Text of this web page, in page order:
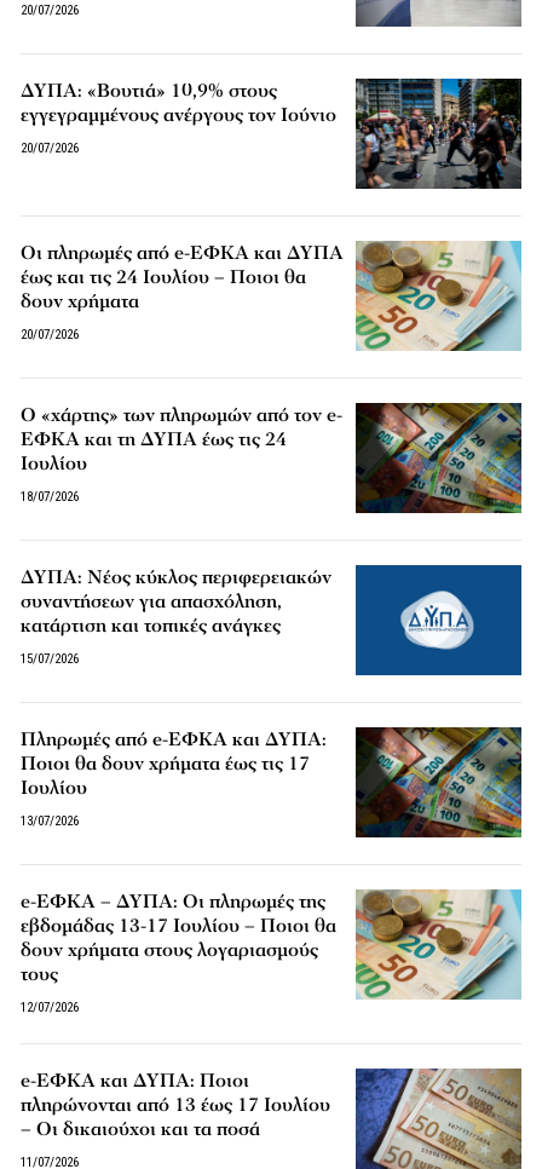
20/07/2026
ΔΥΠΑ: «Βουτιά» 10,9% στους
εγγεγραμμένους ανέργους τον Ιούνιο
20/07/2026
Οι πληρωμές από e-ΕΦΚΑ και ΔΥΠΑ
έως και τις 24 Ιουλίου – Ποιοι θα
δουν χρήματα
20/07/2026
Ο «χάρτης» των πληρωμών από τον e-
ΕΦΚΑ και τη ΔΥΠΑ έως τις 24
Ιουλίου
18/07/2026
ΔΥΠΑ: Νέος κύκλος περιφερειακών
συναντήσεων για απασχόληση,
κατάρτιση και τοπικές ανάγκες
15/07/2026
Πληρωμές από e-ΕΦΚΑ και ΔΥΠΑ:
Ποιοι θα δουν χρήματα έως τις 17
Ιουλίου
13/07/2026
e-ΕΦΚΑ – ΔΥΠΑ: Οι πληρωμές της
εβδομάδας 13-17 Ιουλίου – Ποιοι θα
δουν χρήματα στους λογαριασμούς
τους
12/07/2026
e-ΕΦΚΑ και ΔΥΠΑ: Ποιοι
πληρώνονται από 13 έως 17 Ιουλίου
– Οι δικαιούχοι και τα ποσά
11/07/2026